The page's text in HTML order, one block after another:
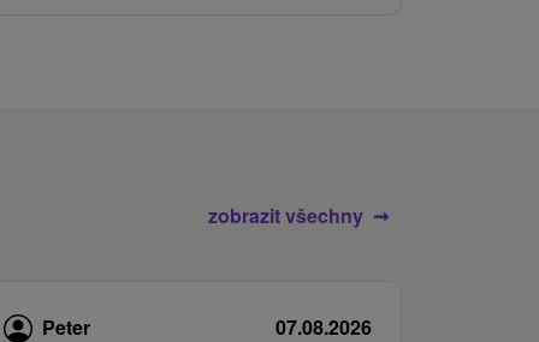
zobrazit všechny
Peter
07.08.2026